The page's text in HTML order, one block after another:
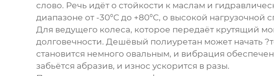
слово. Речь идёт о стойкости к маслам и
диапазоне от -30°C до +80°C, о высокой нагрузочной
Для ведущего колеса, которое передаёт крутящий
долговечности. Дешёвый полиуретан может начать
становится немного овальным, и вибрация
забьётся абразив, и износ ускорится в разы.